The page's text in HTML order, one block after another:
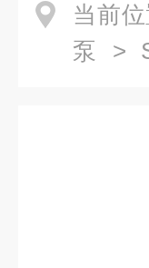
当前位
泵 >